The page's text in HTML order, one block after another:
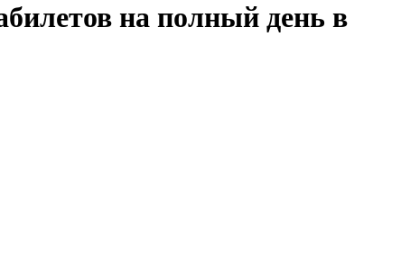
на полный день в